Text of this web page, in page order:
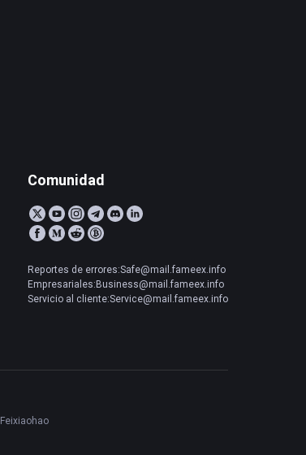
Comunidad
Reportes de errores:Safe@mail.fameex.info
Empresariales:Business@mail.fameex.info
Servicio al cliente:Service@mail.fameex.info
Feixiaohao